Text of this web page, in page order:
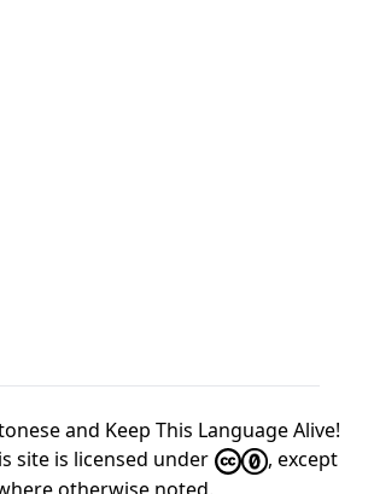
and Keep This Language Alive!
site is licensed under
, except